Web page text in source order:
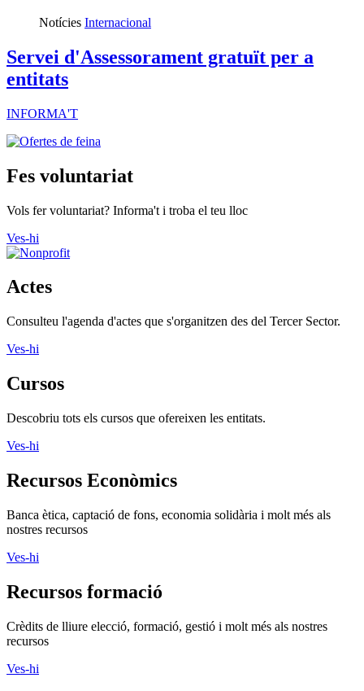
Notícies Internacional
Servei d'Assessorament gratuït per a
entitats
INFORMA'T
Fes voluntariat
Vols fer voluntariat? Informa't i troba el teu lloc
Ves-hi
Actes
Consulteu l'agenda d'actes que s'organitzen des del Tercer Sector.
Ves-hi
Cursos
Descobriu tots els cursos que ofereixen les entitats.
Ves-hi
Recursos Econòmics
Banca ètica, captació de fons, economia solidària i molt més als
nostres recursos
Ves-hi
Recursos formació
Crèdits de lliure elecció, formació, gestió i molt més als nostres
recursos
Ves-hi